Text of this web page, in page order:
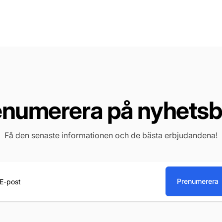
på
Få den senaste informationen och de bästa erbjudandena!
Prenumerera